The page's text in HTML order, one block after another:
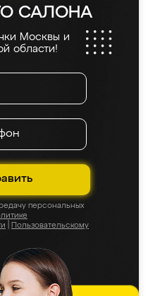
САЛОНА
Москвы и
области!
персональных
Пользовательскому